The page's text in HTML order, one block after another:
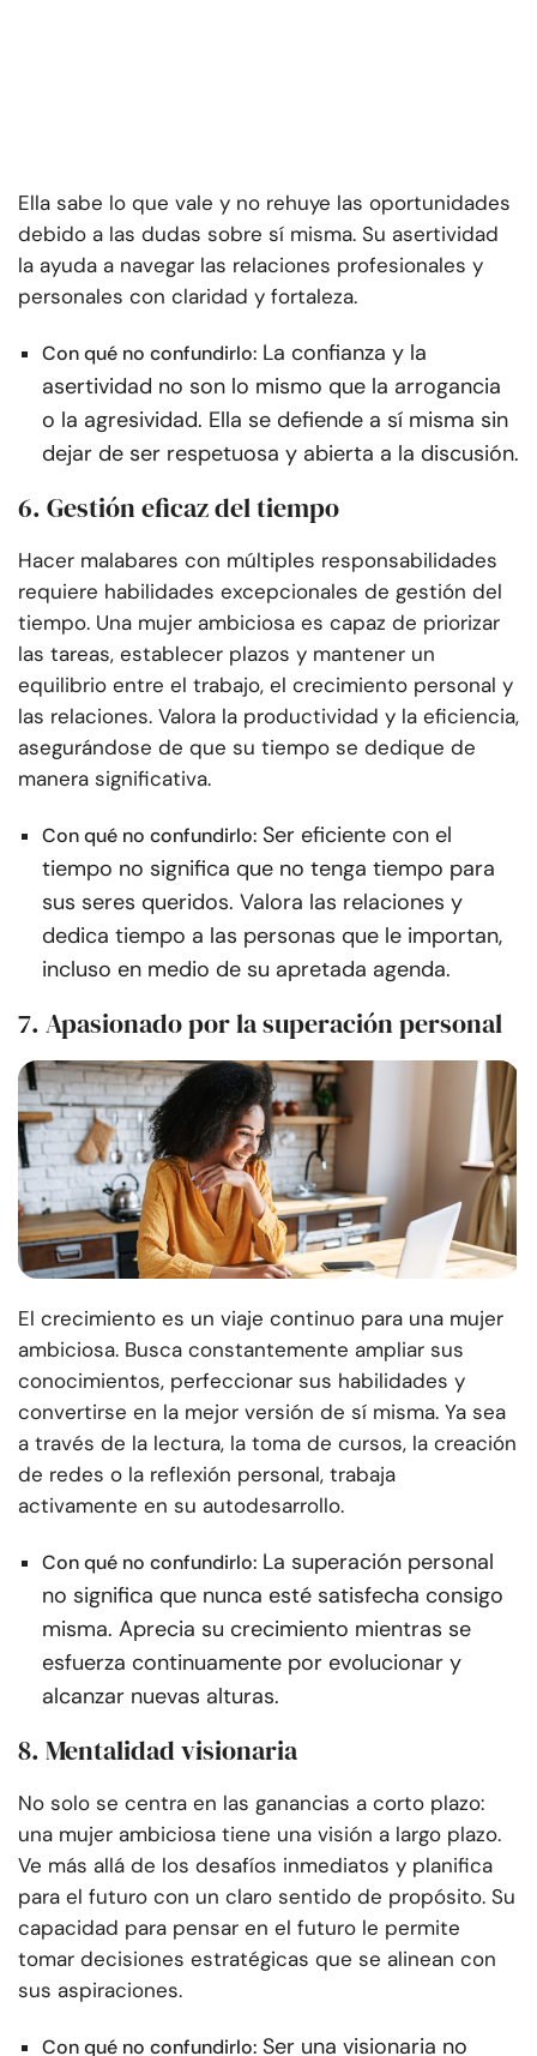
Ella sabe lo que vale y no rehuye las oportunidades
debido a las dudas sobre sí misma. Su asertividad
la ayuda a navegar las relaciones profesionales y
personales con claridad y fortaleza.
Con qué no confundirlo: La confianza y la
asertividad no son lo mismo que la arrogancia
o la agresividad. Ella se defiende a sí misma sin
dejar de ser respetuosa y abierta a la discusión.
6. Gestión eficaz del tiempo
Hacer malabares con múltiples responsabilidades
requiere habilidades excepcionales de gestión del
tiempo. Una mujer ambiciosa es capaz de priorizar
las tareas, establecer plazos y mantener un
equilibrio entre el trabajo, el crecimiento personal y
las relaciones. Valora la productividad y la eficiencia,
asegurándose de que su tiempo se dedique de
manera significativa.
Con qué no confundirlo: Ser eficiente con el
tiempo no significa que no tenga tiempo para
sus seres queridos. Valora las relaciones y
dedica tiempo a las personas que le importan,
incluso en medio de su apretada agenda.
7. Apasionado por la superación personal
El crecimiento es un viaje continuo para una mujer
ambiciosa. Busca constantemente ampliar sus
conocimientos, perfeccionar sus habilidades y
convertirse en la mejor versión de sí misma. Ya sea
a través de la lectura, la toma de cursos, la creación
de redes o la reflexión personal, trabaja
activamente en su autodesarrollo.
Con qué no confundirlo: La superación personal
no significa que nunca esté satisfecha consigo
misma. Aprecia su crecimiento mientras se
esfuerza continuamente por evolucionar y
alcanzar nuevas alturas.
8. Mentalidad visionaria
No solo se centra en las ganancias a corto plazo:
una mujer ambiciosa tiene una visión a largo plazo.
Ve más allá de los desafíos inmediatos y planifica
para el futuro con un claro sentido de propósito. Su
capacidad para pensar en el futuro le permite
tomar decisiones estratégicas que se alinean con
sus aspiraciones.
Con qué no confundirlo: Ser una visionaria no